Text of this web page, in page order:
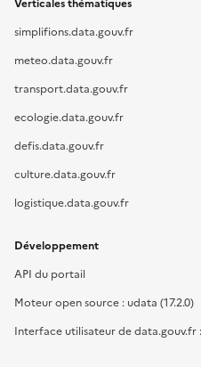
Verticales thématiques
simplifions.data.gouv.fr
meteo.data.gouv.fr
transport.data.gouv.fr
ecologie.data.gouv.fr
defis.data.gouv.fr
culture.data.gouv.fr
logistique.data.gouv.fr
Développement
API du portail
Moteur open source : udata (17.2.0)
Interface utilisateur de data.gouv.fr